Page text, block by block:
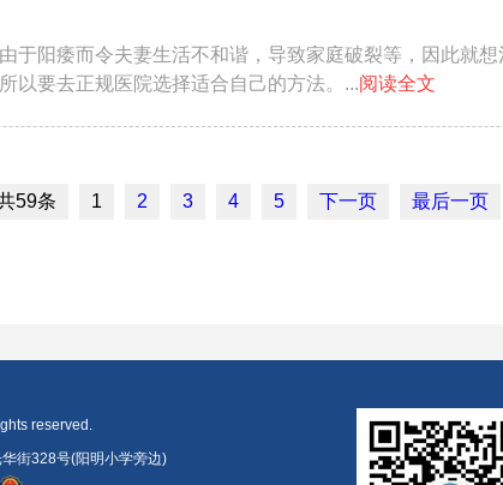
于阳痿而令夫妻生活不和谐，导致家庭破裂等，因此就
以要去正规医院选择适合自己的方法。...阅读全文
59条 1 2 3 4 5 下一页 最后一页
reserved.
街328号(阳明小学旁边)